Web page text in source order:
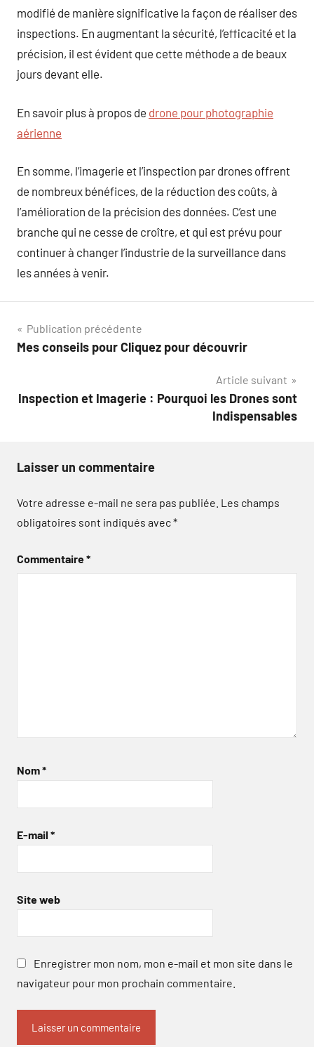
modifié de manière significative la façon de réaliser des
inspections. En augmentant la sécurité, l’efficacité et la
précision, il est évident que cette méthode a de beaux
jours devant elle.
En savoir plus à propos de drone pour photographie
aérienne
En somme, l’imagerie et l’inspection par drones offrent
de nombreux bénéfices, de la réduction des coûts, à
l’amélioration de la précision des données. C’est une
branche qui ne cesse de croître, et qui est prévu pour
continuer à changer l’industrie de la surveillance dans
les années à venir.
Navigation
de
Publication précédente
Mes conseils pour Cliquez pour découvrir
Article suivant
Inspection et Imagerie : Pourquoi les Drones sont
Indispensables
Laisser un commentaire
Votre adresse e-mail ne sera pas publiée. Les champs
obligatoires sont indiqués avec*
Commentaire*
Nom*
E-mail *
Site web
Enregistrer mon nom, mon e-mail et mon site dans le
navigateur pour mon prochain commentaire.